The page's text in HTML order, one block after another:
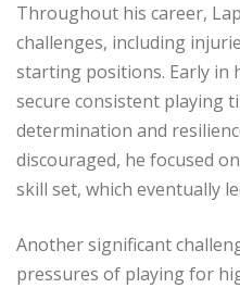
Throughout his career,
challenges, including
starting positions. Early in
secure consistent playing
determination and
discouraged, he focused
skill set, which eventually
Another significant
pressures of playing for